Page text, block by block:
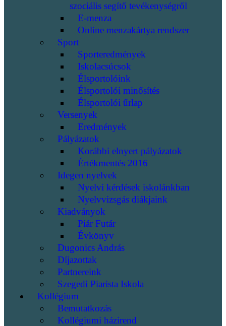
szociális segítő tevékenységről
E-menza
Online menzakártya rendszer
Sport
Sporteredmények
Iskolacsúcsok
Élsportolóink
Élsportolói minősítés
Élsportolói űrlap
Versenyek
Eredmények
Pályázatok
Korábbi elnyert pályázatok
Értékmentés 2016
Idegen nyelvek
Nyelvi kérdések iskolánkban
Nyelvvizsgás diákjaink
Kiadványok
Piár Futár
Évkönyv
Dugonics András
Díjazottak
Partnereink
Szegedi Piarista Iskola
Kollégium
Bemutatkozás
Kollégiumi házirend